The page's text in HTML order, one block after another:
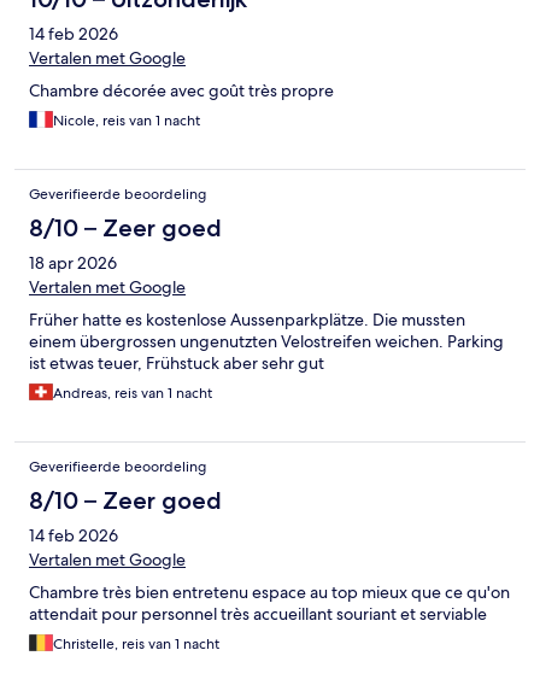
14 feb 2026
Vertalen met Google
Chambre décorée avec goût très propre
Nicole, reis van 1 nacht
Geverifieerde beoordeling
8/10 – Zeer goed
18 apr 2026
Vertalen met Google
Früher hatte es kostenlose Aussenparkplätze. Die mussten
einem übergrossen ungenutzten Velostreifen weichen. Parking
ist etwas teuer, Frühstuck aber sehr gut
Andreas, reis van 1 nacht
Geverifieerde beoordeling
8/10 – Zeer goed
14 feb 2026
Vertalen met Google
Chambre très bien entretenu espace au top mieux que ce qu'on
attendait pour personnel très accueillant souriant et serviable
Christelle, reis van 1 nacht